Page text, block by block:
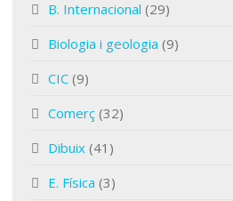
B. Internacional (29)
Biologia i geologia (9)
CIC (9)
Comerç (32)
Dibuix (41)
E. Física (3)